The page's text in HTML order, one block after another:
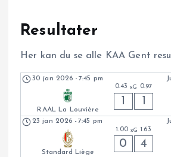
Resultater
Her kan du se alle KAA Gent
30 jan 2026 -7:45 pm
RAAL La Louvière
0.43 xG 0.97
1 1
23 jan 2026 -7:45 pm
Standard Liège
1.00 xG 1.63
0 4